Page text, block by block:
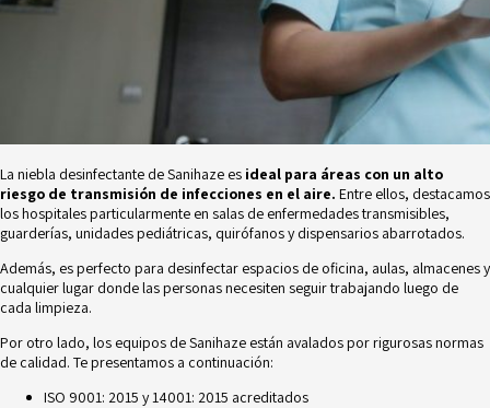
La niebla desinfectante de Sanihaze es ideal para áreas con un alto
riesgo de transmisión de infecciones en el aire. Entre ellos, destacamos
los hospitales particularmente en salas de enfermedades transmisibles,
guarderías, unidades pediátricas, quirófanos y dispensarios abarrotados.
Además, es perfecto para desinfectar espacios de oficina, aulas, almacenes y
cualquier lugar donde las personas necesiten seguir trabajando luego de
cada limpieza.
Por otro lado, los equipos de Sanihaze están avalados por rigurosas normas
de calidad. Te presentamos a continuación:
ISO 9001: 2015 y 14001: 2015 acreditados